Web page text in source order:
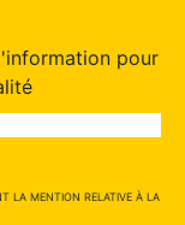
pour
LA MENTION RELATIVE À LA